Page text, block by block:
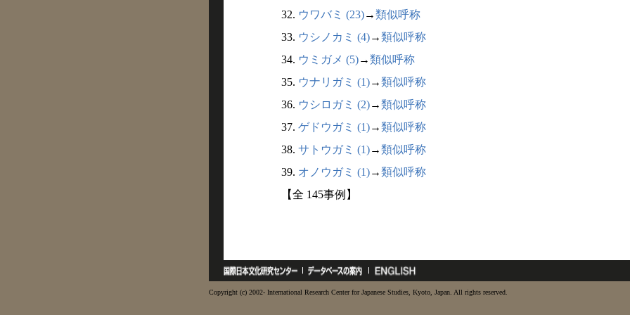
32. ウワバミ (23)→類似呼称
33. ウシノカミ (4)→類似呼称
34. ウミガメ (5)→類似呼称
35. ウナリガミ (1)→類似呼称
36. ウシロガミ (2)→類似呼称
37. ゲドウガミ (1)→類似呼称
38. サトウガミ (1)→類似呼称
39. オノウガミ (1)→類似呼称
【全 145事例】
Copyright (c) 2002- International Research Center for Japanese Studies, Kyoto, Japan. All rights reserved.